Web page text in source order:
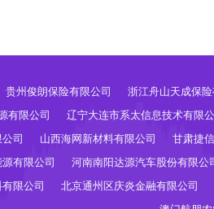
贵州俊朗保险有限公司 浙江舟山天成保险
有限公司
辽宁大连市系太信息技术有限
司
山西海网新材料有限公司 甘肃捷
有限公司
河南南阳达源汽车股份有限公
限公司
北京通州区庆炎金融有限公司